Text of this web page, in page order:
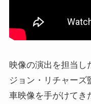
映像の演出を担当し
ジョン・リチャーズ
車映像を手がけてき